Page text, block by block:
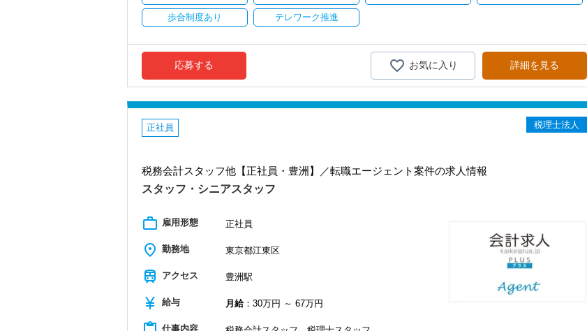
当社では、「こうなりたい」という将来のキャリアプランが明確な方が成長しています。
そのため、採用面接では「1年後、3年後、5年後にどうなりたいか？」を必ずお聞きします。
談してください。
当社は積極的な人に惜しみなくチャンスを与えるというスタイルで、経験年数を積めば自動的にキャリアアッ
プするという仕組みになってはいません。
ですから、ステップアップしたい人は、遠慮なく自分から手を挙げてください。
「挑戦」と「成長」を後押しする社風なので失敗を恐れずに目標に向かってチャレンジすることができます。
【現役スタッフの声】
代表が高齢で新しいお客様も増えず、自分の今後のキャリアを考えて転職を決意し、当社に入社しました。
現在は、渋谷オフィスの責任者として一つの拠点を任されています。
私も新しい経験にチャレンジしたいと思い、渋谷オフィスの開設に合わせて、責任者になりたいと立候補しま
した。
主体性のある人にはキャリアアップとレベルアップのチャンスも広がり、経験者なら実務だけでなくマネジメ
ントの経験も積めます。
オフィス責任者として心がけているのは、何でも気軽に話せる雰囲気と一人一人の考え方を尊重することで
常に柔軟さを忘れずに接したいと思っています。
安心してこの業界に飛び込んできてください！
まったくの未経験者であれば、税務や会計に関する座学や教養はOFF-JTで学びながら実務やお客様対応につ
いてはOJTで実践的に研修を実施。
社内のロープレでお客様対応の練習ができるので、より堅実にステップアップすることができます。
まずは簡単な入力業務から少しずつ仕事に慣れてもらい、できることを増やしながら徐々に担当をお任せして
私たちが未経験者に求めるのは、謙虚さと素直さです。
常に学ぶ姿勢を忘れず、謙虚に仕事に取り組んでくださる方を求めます。
【こんな方を求めています】
・新しいことでも吸収して取り組んでいただける人
・積極性と向上心を持ち合わせている人
・はじめてのことでも前向きに取り組める人
IT化が非常に進んでいるのも当社の特徴。
入力もAI-OCRを使用して、業務効率化とペーパーレス化を進めています。kintoneやLINEWORKS、クラウド
ぜひ体験してください！
【明確なキャリアパスで成長をバックアップします】
社員の持つ「やる・やりたい」という気持ちを大事にしているため、資格を持っていなくても、スピーディー
なキャリアアップが可能です！
会計事務所経験者の方には幅広い業務に携わっていただき、早い段階から部下やチームのマネジメント業務に
も挑戦できます！これまでの経験・知識を活かしながら、さらに上のステージでキャリアアップをしません
創業以来17年連続増収増益、顧問先数2500以上、全国6拠点で安定的に成長中です。
お客様に事務所までご来社いただく来所型サービスで、中小企業の経営を幅広くサポートしています。
専門Webサイトを10サイト以上運営しており、新規顧問契約のお客様が毎年400件以上増加！
税理士という仕事は不況に強い仕事で、融資対応、給付金のサポート、補助金のサポートなどお手伝いできる
業務は数多く存在しています。
また、職場環境の改善に積極的に取り組む企業に対して認証される「社労士診断認証制度」を取得しました。
「職場環境改善宣言企業」と「経営労務診断実施企業」の認定を受け、今後も社員が働きやすい環境づくりを
積極的に推進していきます。
長く安心して働ける環境を用意してお待ちしておりますので、当社で将来の不安なく働いてみませんか？
【錦糸町の事務所はこんなオフィスです】
錦糸町は”当社創業の地“。
17年間に及ぶ運営の中で、東京・千葉・埼玉と都心部から周辺エリアに至るまで、幅広い業種のお客様とのご
縁が誕生した場所です。
歩合制度あり テレワーク推進
応募する 詳細を見る
お気に入り
正社員 税理士法人
税務会計スタッフ他【正社員・豊洲】／転職エージェント案件の求人情報
スタッフ・シニアスタッフ
work_outline 雇用形態 正社員
place 勤務地 東京都江東区
train アクセス 豊洲駅
currency_yen 給与 月給：30万円 ～ 67万円
仕事内容